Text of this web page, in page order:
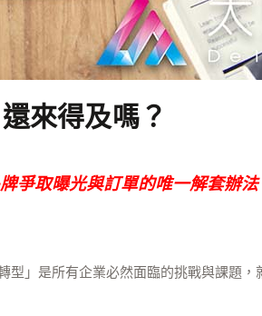
來得及嗎？
爭取曝光與訂單的唯一解套辦法
」是所有企業必然面臨的挑戰與課題